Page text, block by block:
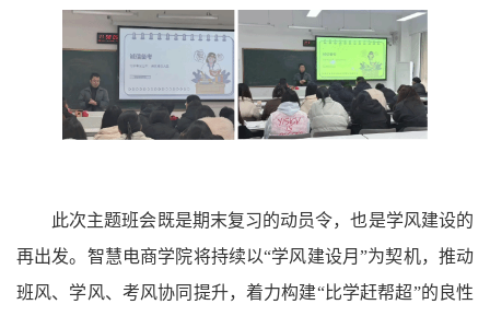
此次主题班会既是期末复习的动员令，也是学风建设的
再出发。 智慧电商学院将持续以“学风建设月”为契机，推动
班风、学风、考风协同提升，着力构建“比学赶帮超”的良性